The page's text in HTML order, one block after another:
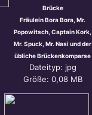
Brücke
Fräulein Bora Bora, Mr.
Popowitsch, Captain Kork,
Mr. Spuck, Mr. Nasi und der
übliche Brückenkomparse
Dateityp: jpg
Größe: 0,08 MB